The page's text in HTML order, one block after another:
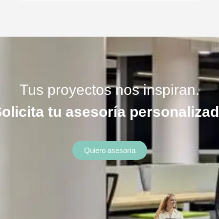
Tus proyectos nos inspiran.
tu asesoría
Quiero asesoría